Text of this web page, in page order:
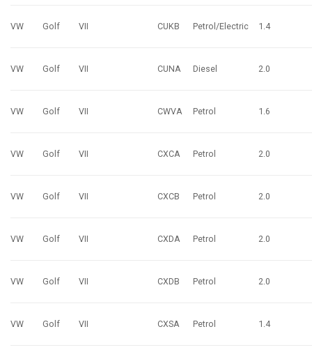
VW Golf VII CUKB Petrol/Electric 1.4
VW Golf VII CUNA Diesel 2.0
VW Golf VII CWVA Petrol 1.6
VW Golf VII CXCA Petrol 2.0
VW Golf VII CXCB Petrol 2.0
VW Golf VII CXDA Petrol 2.0
VW Golf VII CXDB Petrol 2.0
VW Golf VII CXSA Petrol 1.4